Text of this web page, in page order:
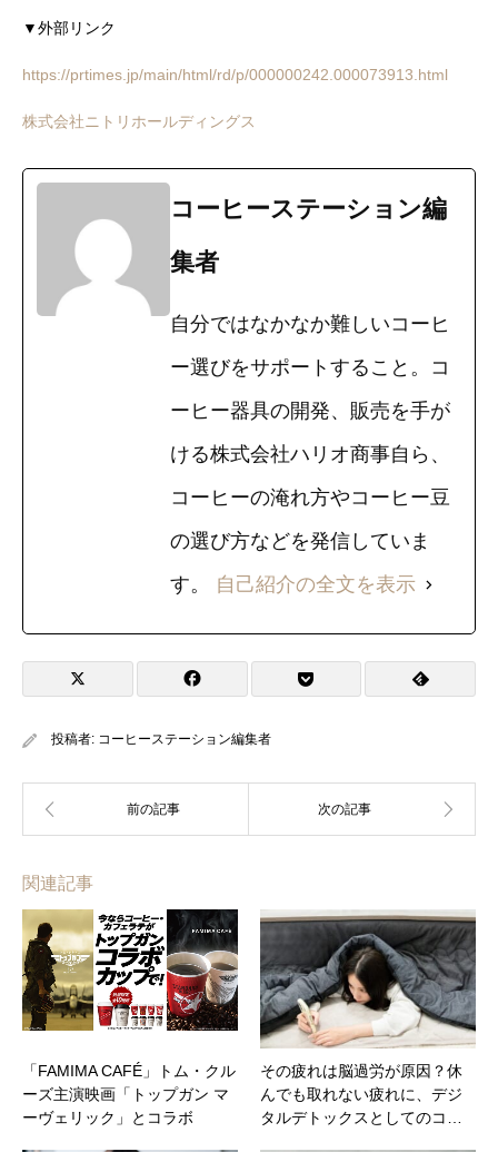
▼外部リンク
https://prtimes.jp/main/html/rd/p/000000242.000073913.html
株式会社ニトリホールディングス
コーヒーステーション編
集者
自分ではなかなか難しいコーヒ
ー選びをサポートすること。コ
ーヒー器具の開発、販売を手が
ける株式会社ハリオ商事自ら、
コーヒーの淹れ方やコーヒー豆
の選び方などを発信していま
す。 自己紹介の全文を表示
投稿者: コーヒーステーション編集者
関連記事
「FAMIMA CAFÉ」トム・クル
ーズ主演映画「トップガン マ
ーヴェリック」とコラボ
その疲れは脳過労が原因？休
んでも取れない疲れに、デジ
タルデトックスとしてのコ…